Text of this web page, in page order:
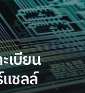
เบียน
แชลล์